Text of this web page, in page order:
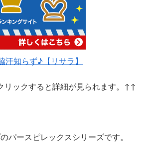
汗知らず♪【リサラ】
リックすると詳細が見られます。↑↑
パースピレックスシリーズです。